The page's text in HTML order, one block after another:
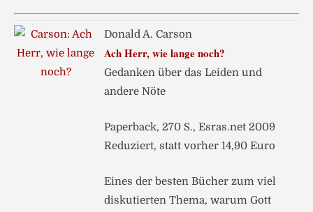
Donald A. Carson
Ach Herr, wie lange noch?
Gedanken über das Leiden und
andere Nöte
Paperback, 270 S., Esras.net 2009
Reduziert, statt vorher 14,90 Euro
Eines der besten Bücher zum viel
diskutierten Thema, warum Gott